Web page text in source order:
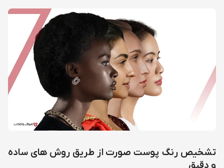
تشخیص رنگ پوست صورت از طریق روش های ساده